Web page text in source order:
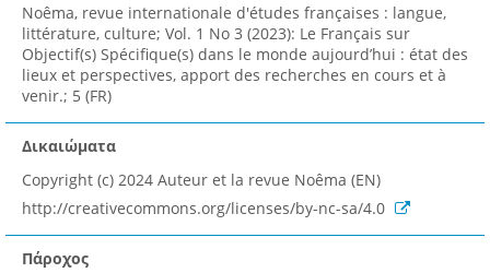
Noêma, revue internationale d'études françaises : langue,
littérature, culture; Vol. 1 No 3 (2023): Le Français sur
Objectif(s) Spécifique(s) dans le monde aujourd’hui : état des
lieux et perspectives, apport des recherches en cours et à
venir.; 5 (FR)
Δικαιώματα
Copyright (c) 2024 Auteur et la revue Noêma (EN)
http://creativecommons.org/licenses/by-nc-sa/4.0
Πάροχος